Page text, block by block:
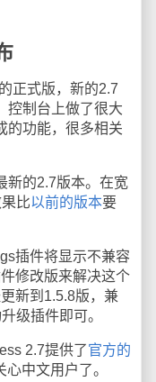
式版，新的2.7
控制台上做了很大
的功能，很多相关
的2.7版本。在宽
比以前的版本要
插件将显示不兼容
修改版来解决这个
新到1.5.8版，兼
级插件即可。
2.7提供了官方的
中文用户了。